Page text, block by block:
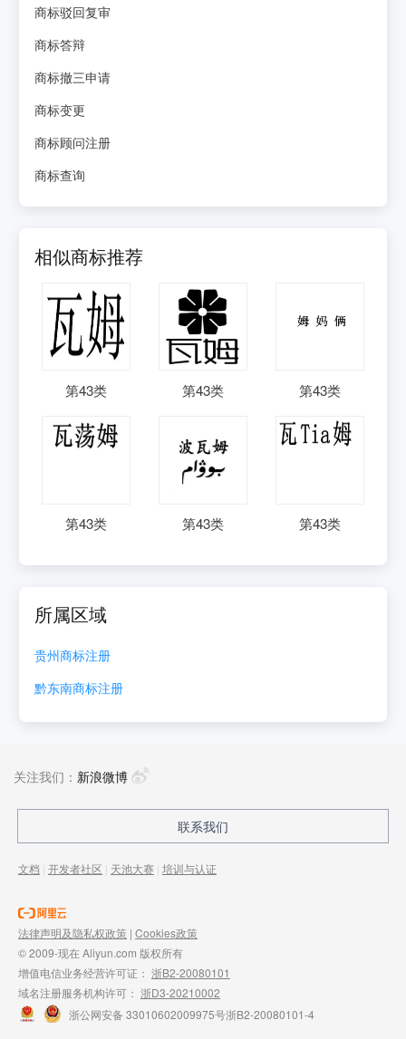
商标驳回复审
商标答辩
商标撤三申请
商标变更
商标顾问注册
商标查询
相似商标推荐
第43类 第43类 第43类
第43类 第43类 第43类
所属区域
贵州商标注册
黔东南商标注册